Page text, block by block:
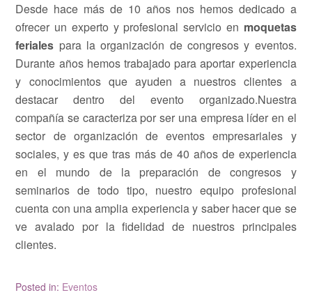
Desde hace más de 10 años nos hemos dedicado a
ofrecer un experto y profesional servicio en moquetas
feriales para la organización de congresos y eventos.
Durante años hemos trabajado para aportar experiencia
y conocimientos que ayuden a nuestros clientes a
destacar dentro del evento organizado.Nuestra
compañía se caracteriza por ser una empresa líder en el
sector de organización de eventos empresariales y
sociales, y es que tras más de 40 años de experiencia
en el mundo de la preparación de congresos y
seminarios de todo tipo, nuestro equipo profesional
cuenta con una amplia experiencia y saber hacer que se
ve avalado por la fidelidad de nuestros principales
clientes.
Posted in: Eventos